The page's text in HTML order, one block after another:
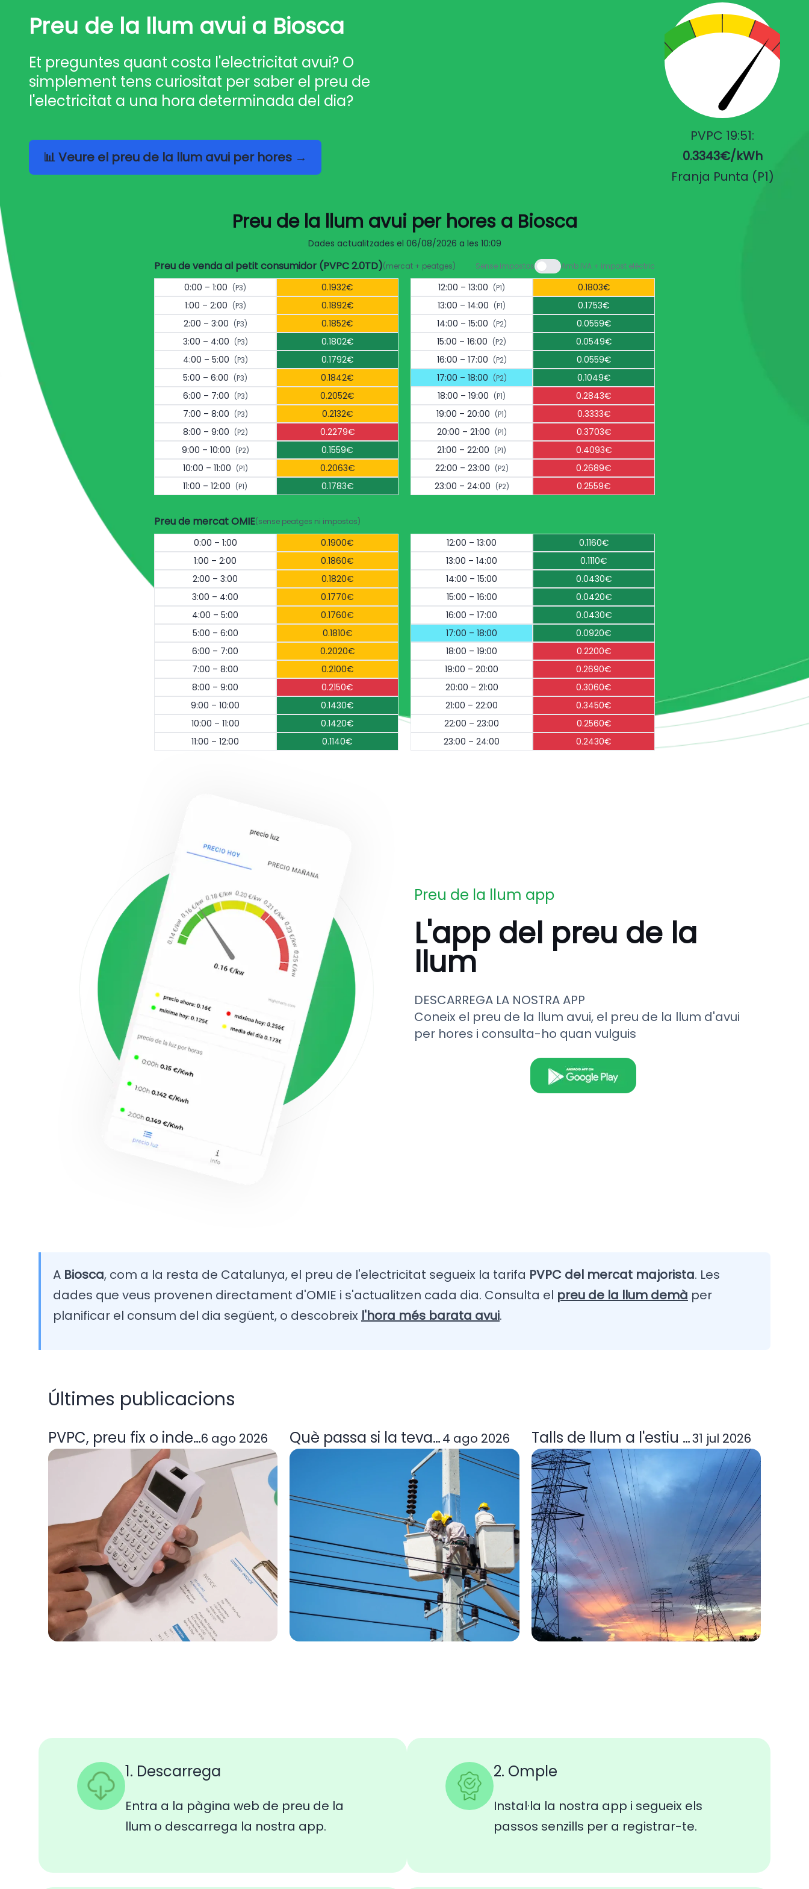
Preu de la llum avui a Biosca
Et preguntes quant costa l'electricitat avui? O
simplement tens curiositat per saber el preu de
l'electricitat a una hora determinada del dia?
📊 Veure el preu de la llum avui per hores →
PVPC 19:51:
0.3343€/kWh
Franja Punta (P1)
Preu de la llum avui per hores a Biosca
Dades actualitzades el 06/08/2026 a les 10:09
Preu de venda al petit consumidor (PVPC 2.0TD)(mercat + peatges) Sense impostos Amb IVA + impost elèctric
0:00 – 1:00 (P3)
0.1932€
1:00 – 2:00 (P3)
0.1892€
2:00 – 3:00 (P3)
0.1852€
3:00 – 4:00 (P3)
0.1802€
4:00 – 5:00 (P3)
0.1792€
5:00 – 6:00 (P3)
0.1842€
6:00 – 7:00 (P3)
0.2052€
7:00 – 8:00 (P3)
0.2132€
8:00 – 9:00 (P2)
0.2279€
9:00 – 10:00 (P2)
0.1559€
10:00 – 11:00 (P1)
0.2063€
11:00 – 12:00 (P1) 0.1783€
12:00 – 13:00 (P1)
0.1803€
13:00 – 14:00 (P1)
0.1753€
14:00 – 15:00 (P2)
0.0559€
15:00 – 16:00 (P2)
0.0549€
16:00 – 17:00 (P2)
0.0559€
17:00 – 18:00 (P2)
0.1049€
18:00 – 19:00 (P1)
0.2843€
19:00 – 20:00 (P1)
0.3333€
20:00 – 21:00 (P1)
0.3703€
21:00 – 22:00 (P1)
0.4093€
22:00 – 23:00 (P2)
0.2689€
23:00 – 24:00 (P2) 0.2559€
Preu de mercat OMIE(sense peatges ni impostos)
0:00 – 1:00
0.1900€
1:00 – 2:00
0.1860€
2:00 – 3:00
0.1820€
3:00 – 4:00
0.1770€
4:00 – 5:00
0.1760€
5:00 – 6:00
0.1810€
6:00 – 7:00
0.2020€
7:00 – 8:00
0.2100€
8:00 – 9:00
0.2150€
9:00 – 10:00
0.1430€
10:00 – 11:00
0.1420€
11:00 – 12:00
0.1140€
12:00 – 13:00
0.1160€
13:00 – 14:00
0.1110€
14:00 – 15:00
0.0430€
15:00 – 16:00
0.0420€
16:00 – 17:00
0.0430€
17:00 – 18:00
0.0920€
18:00 – 19:00
0.2200€
19:00 – 20:00
0.2690€
20:00 – 21:00
0.3060€
21:00 – 22:00
0.3450€
22:00 – 23:00
0.2560€
23:00 – 24:00
0.2430€
Preu de la llum app
L'app del preu de la
llum
DESCARREGA LA NOSTRA APP
Coneix el preu de la llum avui, el preu de la llum d'avui
per hores i consulta-ho quan vulguis
A Biosca, com a la resta de Catalunya, el preu de l'electricitat segueix la tarifa PVPC del mercat majorista. Les
dades que veus provenen directament d'OMIE i s'actualitzen cada dia. Consulta el preu de la llum demà per
planificar el consum del dia següent, o descobreix l'hora més barata avui.
Últimes publicacions
PVPC, preu fix o indexada: quina tarifa de llum et convé
6 ago 2026 Què passa si la teva comercialitzadora elèctrica deixa d'operar? Guia
4 ago 2026 Talls de llum a l'estiu 2026: per què
31 jul 2026
1. Descarrega
Entra a la pàgina web de preu de la
llum o descarrega la nostra app.
2. Omple
Instal·la la nostra app i segueix els
passos senzills per a registrar-te.